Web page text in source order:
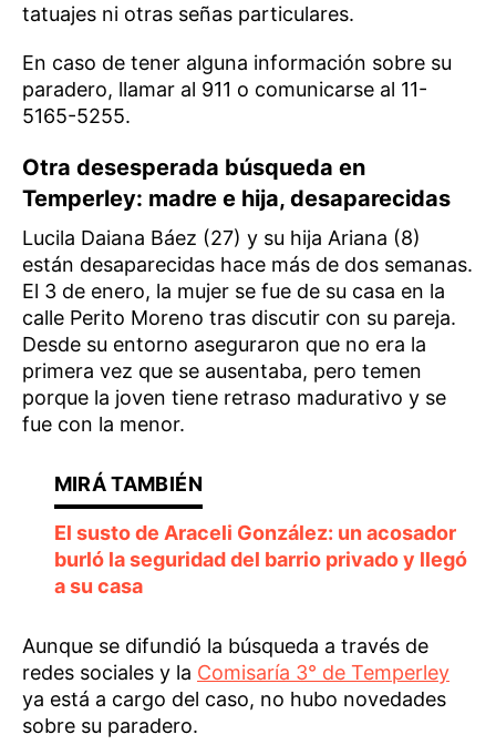
tatuajes ni otras señas particulares.
En caso de tener alguna información sobre su
paradero, llamar al 911 o comunicarse al 11-
5165-5255.
Otra desesperada búsqueda en
Temperley: madre e hija, desaparecidas
Lucila Daiana Báez (27) y su hija Ariana (8)
están desaparecidas hace más de dos semanas.
El 3 de enero, la mujer se fue de su casa en la
calle Perito Moreno tras discutir con su pareja.
Desde su entorno aseguraron que no era la
primera vez que se ausentaba, pero temen
porque la joven tiene retraso madurativo y se
fue con la menor.
El susto de Araceli González: un acosador
burló la seguridad del barrio privado y llegó
a su casa
Aunque se difundió la búsqueda a través de
redes sociales y la Comisaría 3° de Temperley
ya está a cargo del caso, no hubo novedades
sobre su paradero.